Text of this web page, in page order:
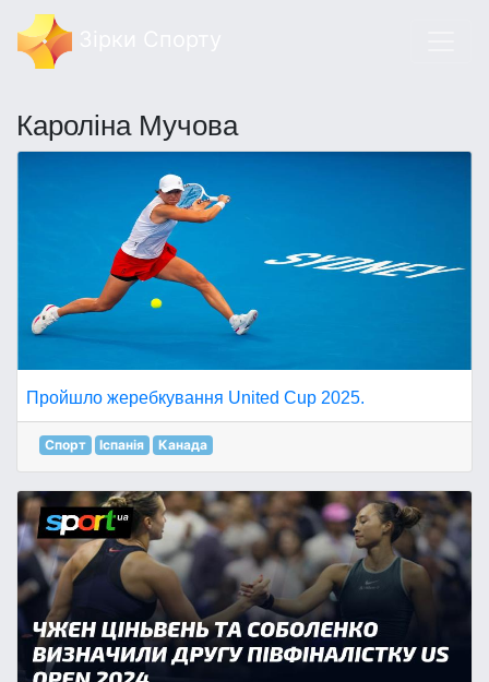
Кароліна Мучова
Пройшло жеребкування United Cup 2025.
Спорт Іспанія Канада